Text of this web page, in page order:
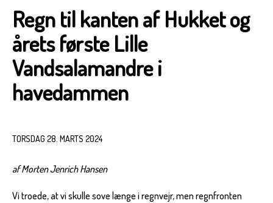
Regn til kanten af Hukket og
årets første Lille
Vandsalamandre i
havedammen
TORSDAG 28. MARTS 2024
af Morten Jenrich Hansen
Vi troede, at vi skulle sove længe i regnvejr, men regnfronten